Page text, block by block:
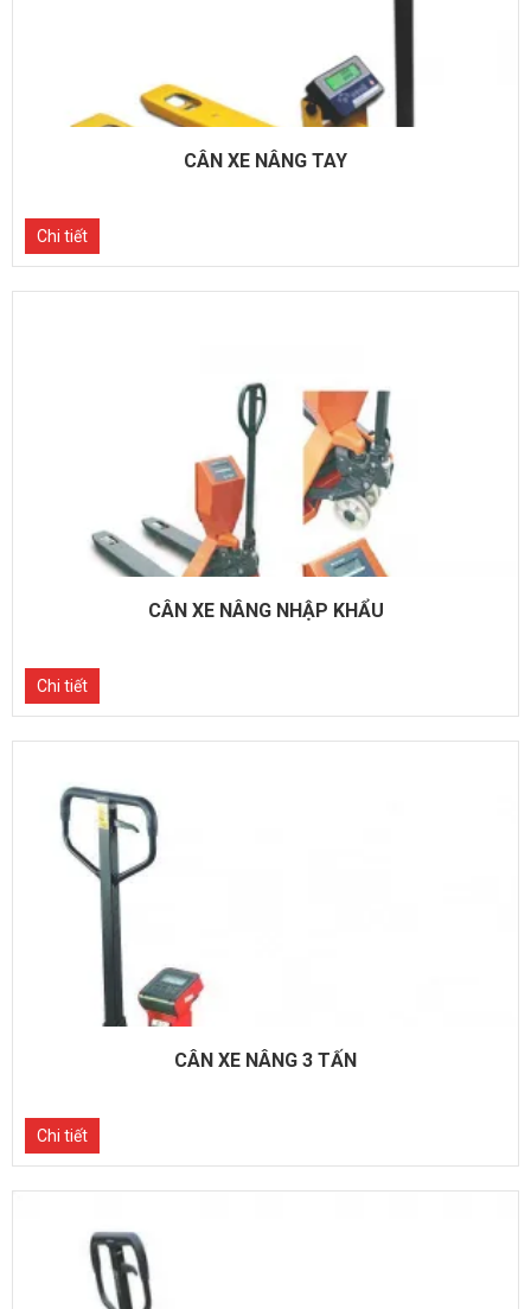
CÂN XE NÂNG TAY
Chi tiết
CÂN XE NÂNG NHẬP KHẨU
Chi tiết
CÂN XE NÂNG 3 TẤN
Chi tiết